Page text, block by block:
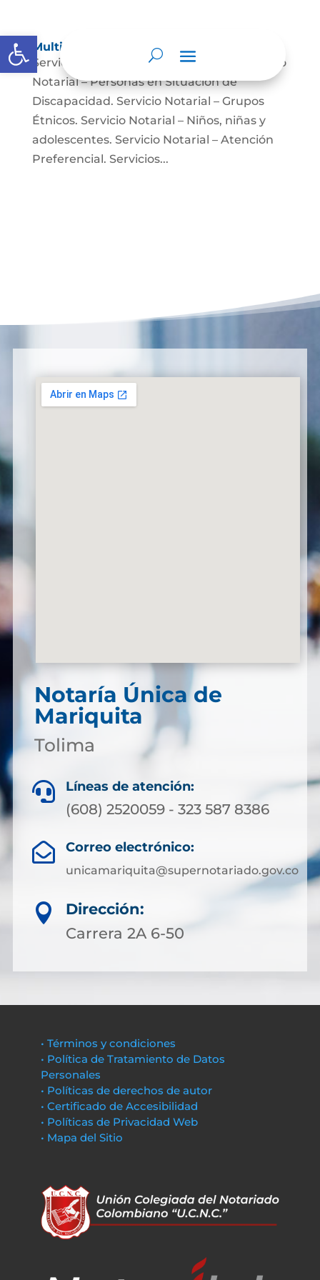
Abrir barra de herramientas
Multimedia
Servicio Notarial – Fuerzas Militares. Servicio
Notarial – Personas en Situación de
Discapacidad. Servicio Notarial – Grupos
Étnicos. Servicio Notarial – Niños, niñas y
adolescentes. Servicio Notarial – Atención
Preferencial. Servicios...
Notaría Única de
Mariquita
Tolima
 Líneas de atención:
(608) 2520059 - 323 587 8386
 Correo electrónico:
unicamariquita@supernotariado.gov.co

Dirección:
Carrera 2A 6-50
• Términos y condiciones
• Política de Tratamiento de Datos
Personales
• Políticas de derechos de autor
• Certificado de Accesibilidad
• Políticas de Privacidad Web
• Mapa del Sitio